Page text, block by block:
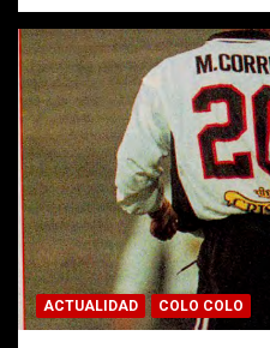
ACTUALIDAD COLO COLO